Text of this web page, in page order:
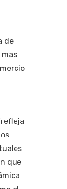
de
más
que